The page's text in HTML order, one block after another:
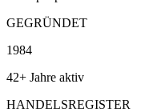
GEGRÜNDET
1984
42+ Jahre aktiv
HANDELSREGISTER